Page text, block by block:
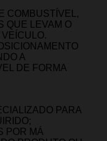
COMBUSTÍVEL,
QUE LEVAM O
A
DE FORMA
PARA
POR MÁ